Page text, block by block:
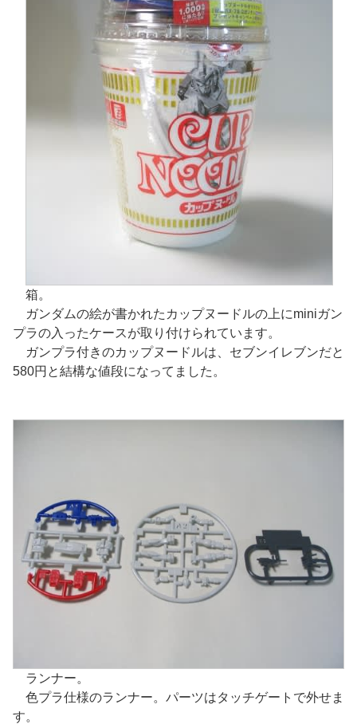
箱。
ガンダムの絵が書かれたカップヌードルの上にminiガン
プラの入ったケースが取り付けられています。
ガンプラ付きのカップヌードルは、セブンイレブンだと
580円と結構な値段になってました。
ランナー。
色プラ仕様のランナー。パーツはタッチゲートで外せま
す。